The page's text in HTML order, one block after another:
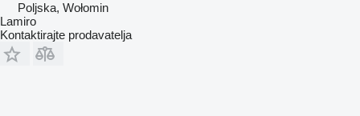
Poljska, Wołomin
Lamiro
Kontaktirajte prodavatelja